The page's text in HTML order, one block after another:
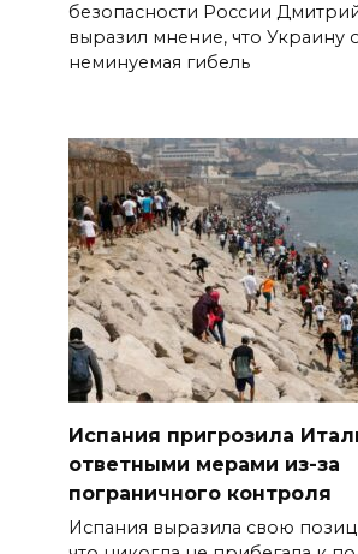
безопасности России
выразил мнение, что Украину
неминуемая гибель
Испания пригрозила
ответными мерами из-за
пограничного контроля
Испания выразила свою